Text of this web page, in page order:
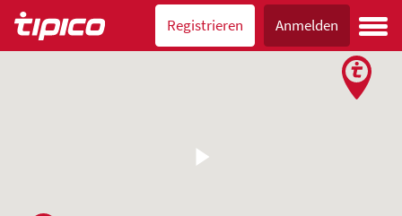
Registrieren Anmelden